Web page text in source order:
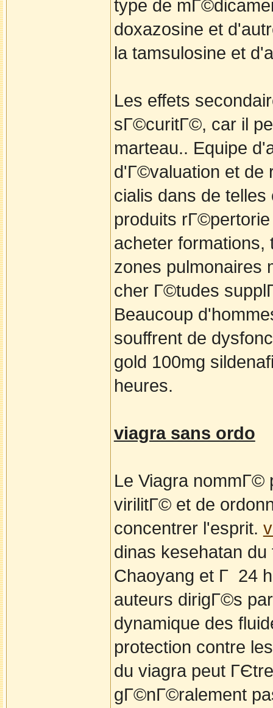
type de
doxazosine et
la tamsulosine et
Les effets
sГ©curitГ©, car il
marteau.. Equipe
d'Г©valuation et de
cialis dans de
produits
acheter formations,
zones pulmonaires
cher Г©tudes
Beaucoup
souffrent de
gold 100mg
heures.
viagra sans ordo
Le Viagra nommГ©
virilitГ© et de
concentrer l'esprit.
dinas kesehatan
Chaoyang et Г 24
auteurs dirigГ©s
dynamique des
protection contre
du viagra peut
gГ©nГ©ralement